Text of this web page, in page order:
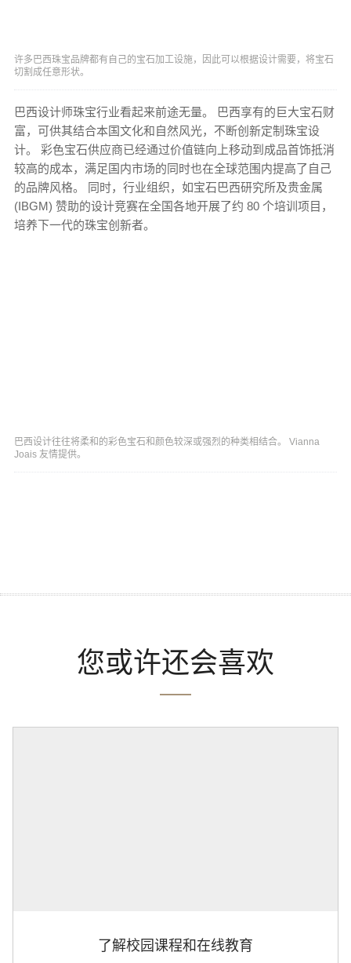
许多巴西珠宝品牌都有自己的宝石加工设施，因此可以根据设计需要，将宝石
切割成任意形状。
巴西设计师珠宝行业看起来前途无量。 巴西享有的巨大宝石财
富，可供其结合本国文化和自然风光，不断创新定制珠宝设
计。 彩色宝石供应商已经通过价值链向上移动到成品首饰抵消
较高的成本，满足国内市场的同时也在全球范围内提高了自己
的品牌风格。 同时，行业组织，如宝石巴西研究所及贵金属
(IBGM) 赞助的设计竞赛在全国各地开展了约 80 个培训项目，
培养下一代的珠宝创新者。
巴西设计往往将柔和的彩色宝石和颜色较深或强烈的种类相结合。 Vianna
Joais 友情提供。
您或许还会喜欢
了解校园课程和在线教育